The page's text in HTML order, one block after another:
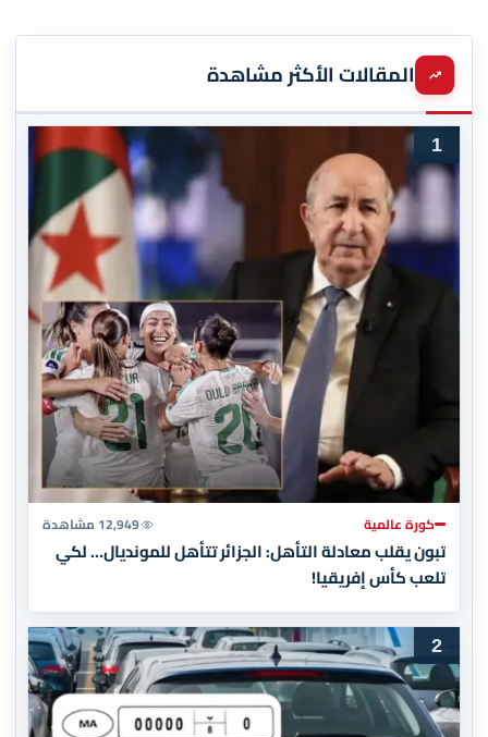
المقالات الأكثر مشاهدة
1
كورة عالمية 12,949 مشاهدة
تبون يقلب معادلة التأهل: الجزائر تتأهل للمونديال… لكي
تلعب كأس إفريقيا!
2